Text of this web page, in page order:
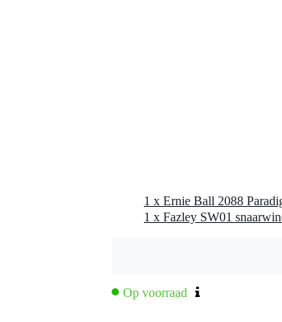
1 x Fazley SW01
Op voorraad